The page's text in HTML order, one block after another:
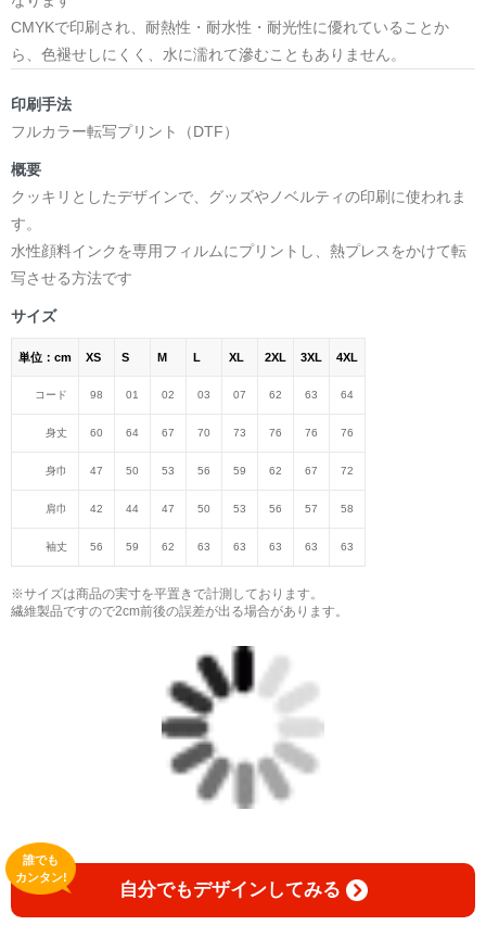
CMYKで印刷され、耐熱性・耐水性・耐光性に優れていることか
ら、色褪せしにくく、水に濡れて滲むこともありません。
印刷手法
フルカラー転写プリント（DTF）
概要
クッキリとしたデザインで、グッズやノベルティの印刷に使われま
す。
水性顔料インクを専用フィルムにプリントし、熱プレスをかけて転
写させる方法です
サイズ
単位：cm XS S M L XL 2XL 3XL 4XL
コード 98 01 02 03 07 62 63 64
身丈 60 64 67 70 73 76 76 76
身巾 47 50 53 56 59 62 67 72
肩巾 42 44 47 50 53 56 57 58
袖丈 56 59 62 63 63 63 63 63
※サイズは商品の実寸を平置きで計測しております。
繊維製品ですので2cm前後の誤差が出る場合があります。
自分でもデザインしてみる
誰でも
カンタン!